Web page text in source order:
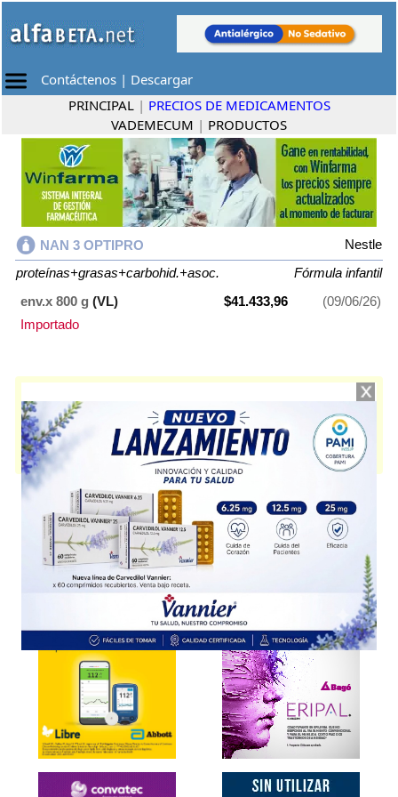
Contáctenos | Descargar
PRINCIPAL | PRECIOS DE MEDICAMENTOS
VADEMECUM | PRODUCTOS
NAN 3 OPTIPRO
Nestle
proteínas+grasas+carbohid.+asoc.
Fórmula infantil
env.x 800 g (VL) $41.433,96
(09/06/26)
Importado
indica como
Fórmula infantil . Es producido por
presentación disponible.
Producto importado.
Explorar más
Otros productos conproteínas+grasas+carbohid.+asoc.
Otros productos deNestle